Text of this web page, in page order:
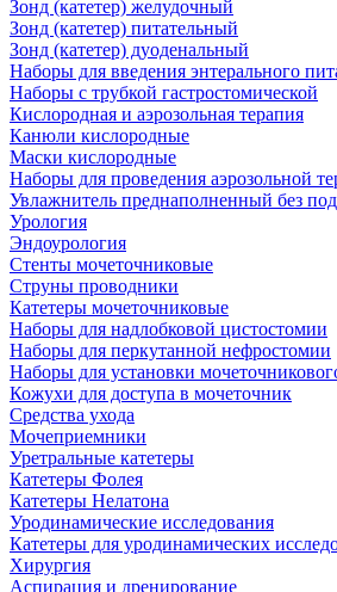
Зонд (катетер) желудочный
Зонд (катетер) питательный
Зонд (катетер) дуоденальный
Наборы для введения энтерального
Наборы с трубкой гастростомической
Кислородная и аэрозольная терапия
Канюли кислородные
Маски кислородные
Наборы для проведения аэрозольной
Увлажнитель преднаполненный без
Урология
Эндоурология
Стенты мочеточниковые
Струны проводники
Катетеры мочеточниковые
Наборы для надлобковой цистостомии
Наборы для перкутанной нефростомии
Наборы для установки
Кожухи для доступа в мочеточник
Средства ухода
Мочеприемники
Уретральные катетеры
Катетеры Фолея
Катетеры Нелатона
Уродинамические исследования
Катетеры для уродинамических
Хирургия
Аспирация и дренирование